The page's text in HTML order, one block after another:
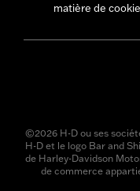
matière de
©2026 H-D ou ses
H-D et le logo Bar and
de Harley-Davidson
de commerce